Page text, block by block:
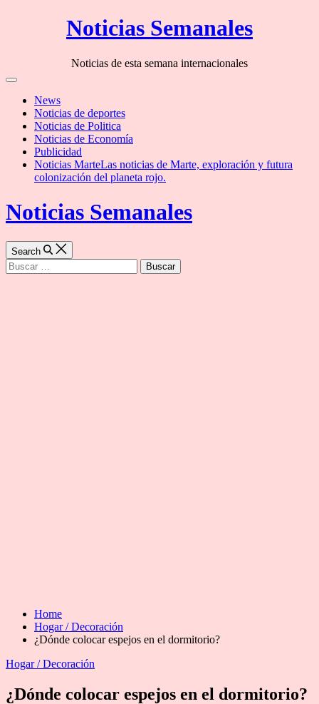
Noticias Semanales
Noticias de esta semana internacionales
Off
CanvasNews
Noticias de deportes
Noticias de Politica
Noticias de Economía
Publicidad
Noticias MarteLas noticias de Marte, exploración y futura
colonización del planeta rojo.
Noticias Semanales
Search
Buscar:
Home
Hogar / Decoración
¿Dónde colocar espejos en el dormitorio?
Categories
Hogar / Decoración
¿Dónde colocar espejos en el dormitorio?